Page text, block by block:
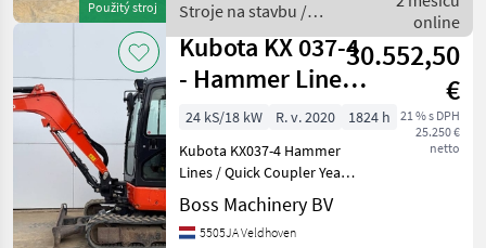
Použitý stroj
Certificate: CE Availab
Stroje na stavbu /
Kubota
online
Kubota KX 037-4
- Hammer Lines /
Quick Coupler
30.552,50
€
21 % s DPH
25.250 €
netto
24 kS/18 kW R. v. 2020
1824 h
Kubota KX037-4 Hammer
Lines / Quick Coupler Year:
2020 Reference number:
BM007581 Hours: 1.824
Type KX037-4 Location
Boss Machinery BV
5505JA Veldhoven